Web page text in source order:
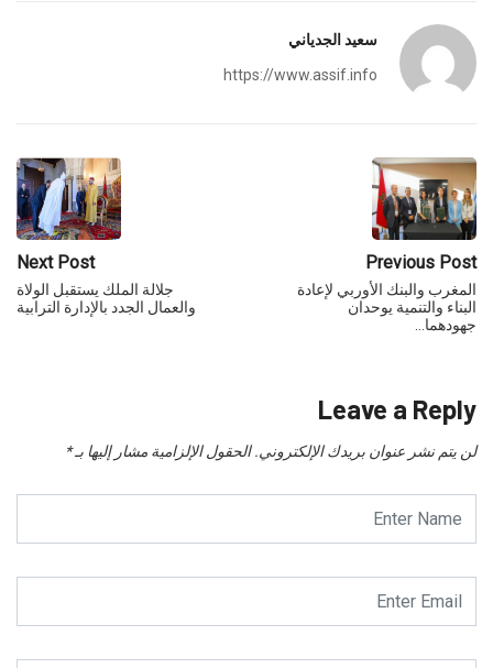
سعيد الجدياني
https://www.assif.info
Previous Post
المغرب والبنك الأوربي لإعادة
البناء والتنمية يوحدان
جهودهما…
Next Post
جلالة الملك يستقبل الولاة
والعمال الجدد بالإدارة الترابية
Leave a Reply
لن يتم نشر عنوان بريدك الإلكتروني. الحقول الإلزامية مشار إليها بـ*